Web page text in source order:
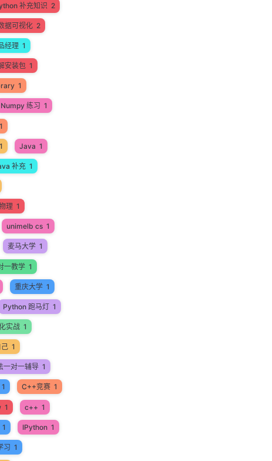
补充知识 2
据可视化 2
经理 1
安装包 1
1
Numpy 练习 1
1
1 Java 1
补充 1
理 1
unimelb cs 1
麦马大学 1
一教学 1
重庆大学 1
Python 跑马灯 1
实战 1
己 1
一对一辅导 1
1 C++竞赛 1
1 c++ 1
1 IPython 1
习 1